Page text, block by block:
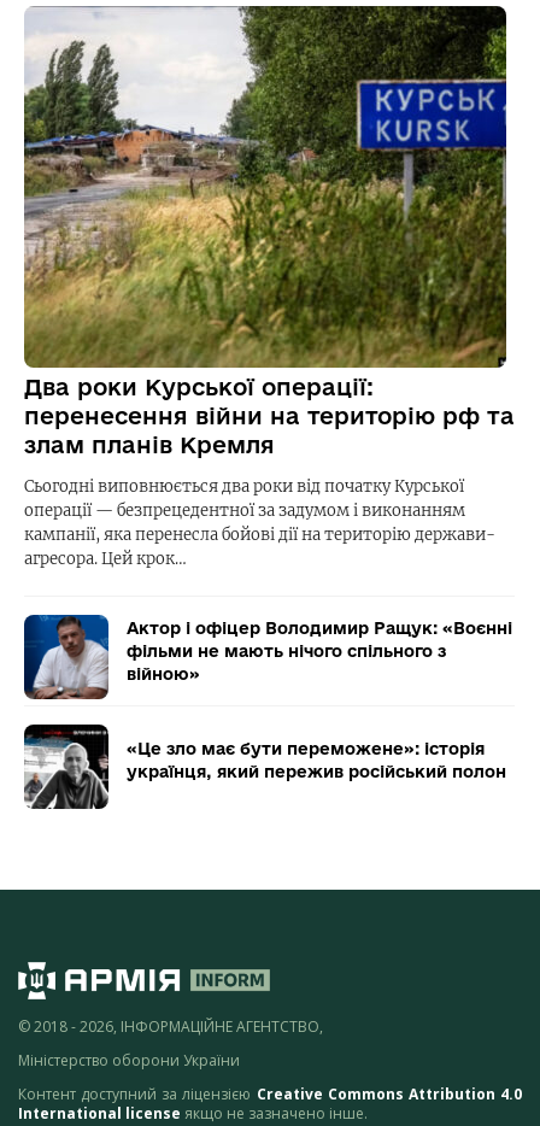
Два роки Курської операції:
перенесення війни на територію рф та
злам планів Кремля
Сьогодні виповнюється два роки від початку Курської
операції — безпрецедентної за задумом і виконанням
кампанії, яка перенесла бойові дії на територію держави-
агресора. Цей крок…
Актор і офіцер Володимир Ращук: «Воєнні
фільми не мають нічого спільного з
війною»
«Це зло має бути переможене»: історія
українця, який пережив російський полон
© 2018 - 2026, ІНФОРМАЦІЙНЕ АГЕНТСТВО,
Міністерство оборони України
Контент доступний за ліцензією Creative Commons Attribution 4.0
International license якщо не зазначено інше.